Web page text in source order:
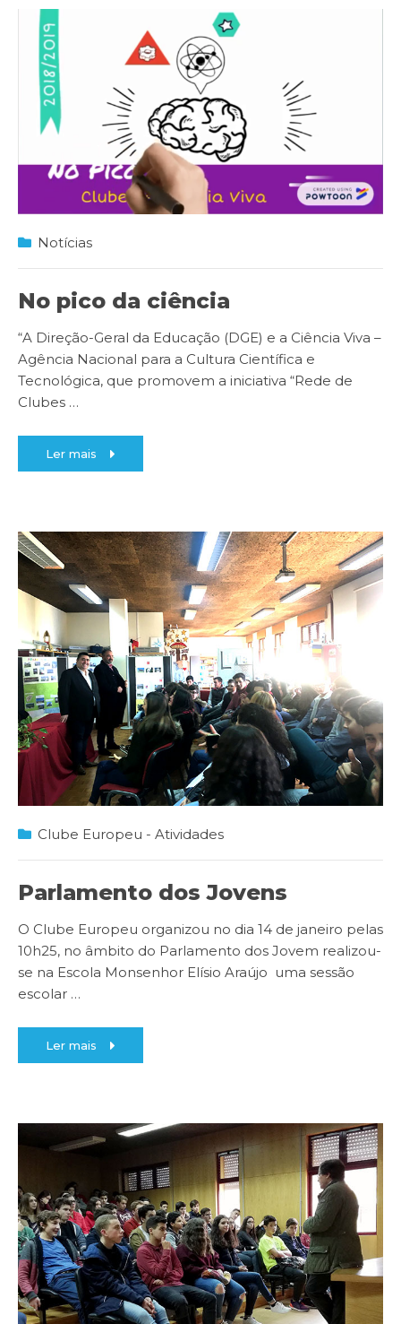
Notícias
No pico da ciência
“A Direção-Geral da Educação (DGE) e a Ciência Viva –
Agência Nacional para a Cultura Científica e
Tecnológica, que promovem a iniciativa “Rede de
Clubes …
Ler mais
Clube Europeu - Atividades
Parlamento dos Jovens
O Clube Europeu organizou no dia 14 de janeiro pelas
10h25, no âmbito do Parlamento dos Jovem realizou-
se na Escola Monsenhor Elísio Araújo uma sessão
escolar …
Ler mais